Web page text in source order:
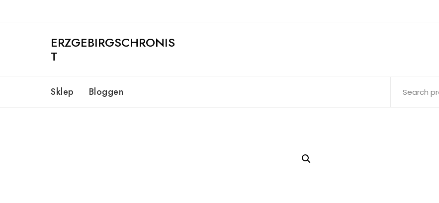
ERZGEBIRGSCHRONIS
T
Sklep Bloggen